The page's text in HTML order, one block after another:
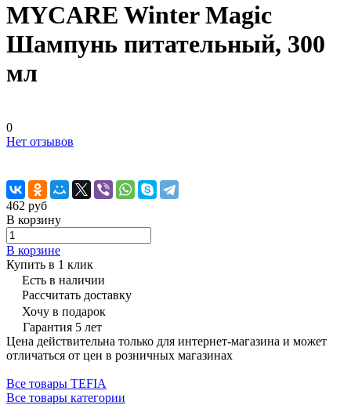
MYCARE Winter Magic
Шампунь питательный, 300
мл
0
Нет отзывов
462 руб
В корзину
В корзине
Купить в 1 клик
Есть в наличии
Рассчитать доставку
Хочу в подарок
Гарантия 5 лет
Цена действительна только для интернет-магазина и может
отличаться от цен в розничных магазинах
Все товары TEFIA
Все товары категории